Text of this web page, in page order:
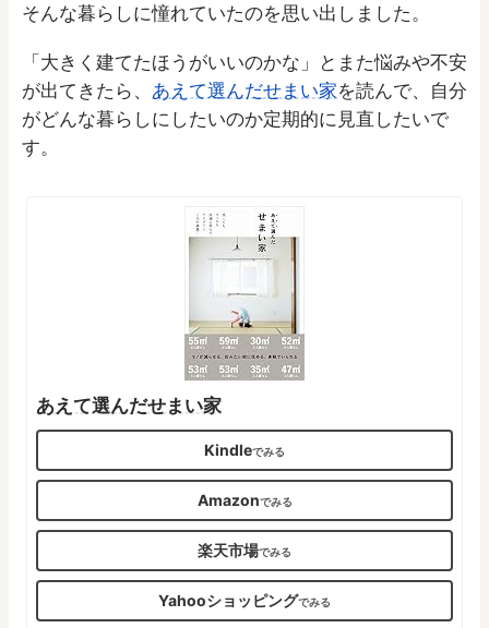
そんな暮らしに憧れていたのを思い出しました。
「大きく建てたほうがいいのかな」とまた悩みや不安
が出てきたら、 あえて選んだせまい家を読んで、自分
がどんな暮らしにしたいのか定期的に見直したいで
す。
あえて選んだせまい家
Kindle
Amazon
楽天市場
Yahooショッピング